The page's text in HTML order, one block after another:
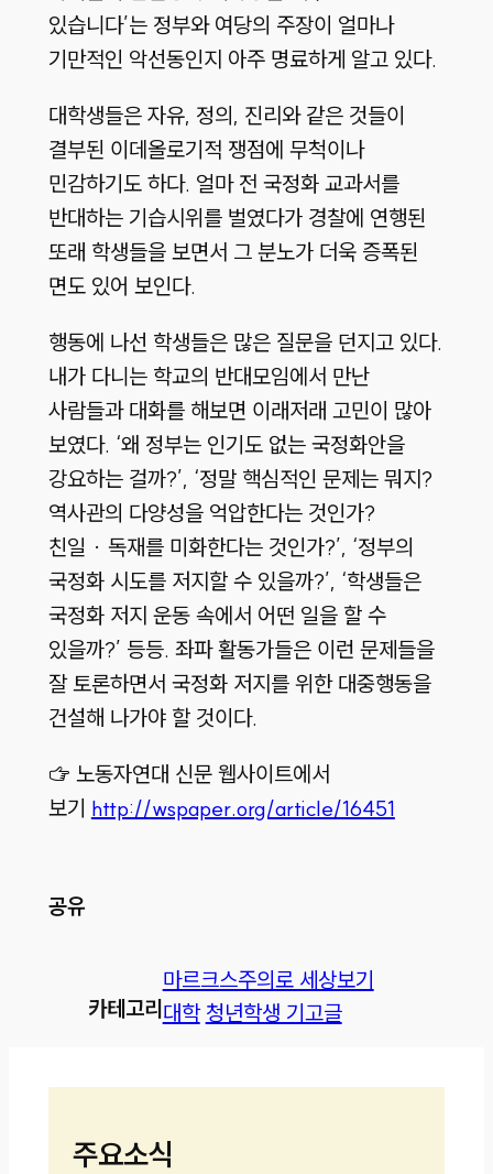
있습니다’는 정부와 여당의 주장이 얼마나
기만적인 악선동인지 아주 명료하게 알고 있다.
대학생들은 자유, 정의, 진리와 같은 것들이
결부된 이데올로기적 쟁점에 무척이나
민감하기도 하다. 얼마 전 국정화 교과서를
반대하는 기습시위를 벌였다가 경찰에 연행된
또래 학생들을 보면서 그 분노가 더욱 증폭된
면도 있어 보인다.
행동에 나선 학생들은 많은 질문을 던지고 있다.
내가 다니는 학교의 반대모임에서 만난
사람들과 대화를 해보면 이래저래 고민이 많아
보였다. ‘왜 정부는 인기도 없는 국정화안을
강요하는 걸까?’, ‘정말 핵심적인 문제는 뭐지?
역사관의 다양성을 억압한다는 것인가?
친일 · 독재를 미화한다는 것인가?’, ‘정부의
국정화 시도를 저지할 수 있을까?’, ‘학생들은
국정화 저지 운동 속에서 어떤 일을 할 수
있을까?’ 등등. 좌파 활동가들은 이런 문제들을
잘 토론하면서 국정화 저지를 위한 대중행동을
건설해 나가야 할 것이다.
☞ 노동자연대 신문 웹사이트에서
보기 http://wspaper.org/article/16451
공유
카테고리
마르크스주의로 세상보기
대학 청년학생 기고글
주요소식